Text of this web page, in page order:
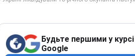
Будьте першими у
Google